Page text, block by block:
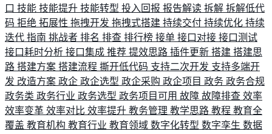
口 技能 技能提升 技能转型 投入回报 报告解读 拆解 拆解低代
码 拒绝 拓展性 拖拽开发 拖拽式搭建 持续交付 持续优化 持续
迭代 指南 挑战者 排名 排查 排行榜 接单 接口对接 接口测试
接口耗时分析 接口集成 推荐 提效思路 插件更新 搭建 搭建思
路 搭建方案 搭建流程 撕开低代码 支持二次开发 支持多端开
发 改造方案 政企 政企选型 政企采购 政企项目 政务 政务合规
政务类 政务行业 政务选型 政务项目可用 故障 故障排查 效率
效率变革 效率对比 效率提升 教务管理 教学思路 教程 教育全
覆盖 教育机构 教育行业 教育领域 数字化转型 数字孪生 数据